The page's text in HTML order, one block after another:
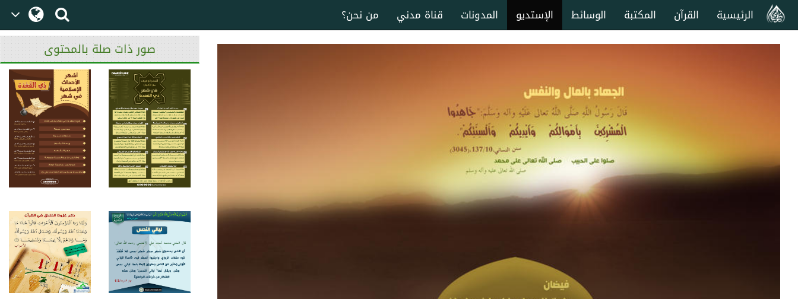
من نحن؟ قناة مدني المدونات الإستديو الوسائط المكتبة القرآن الرئيسية
صور ذات صلة بالمحتوى